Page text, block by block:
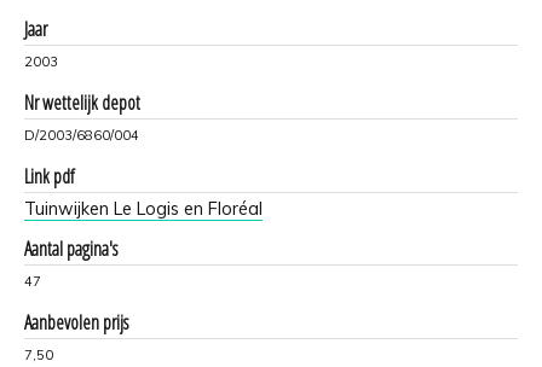
Jaar
2003
Nr wettelijk depot
D/2003/6860/004
Link pdf
Tuinwijken Le Logis en Floréal
Aantal pagina's
47
Aanbevolen prijs
7,50